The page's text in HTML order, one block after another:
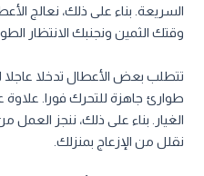
السريعة. بناء على ذلك، نعالج
وقتك الثمين ونجنبك الانتظار
تتطلب بعض الأعطال تدخلا عاجلا
طوارئ جاهزة للتحرك فورا.
الغيار. بناء على ذلك، ننجز العمل
نقلل من الإزعاج بمنزلك.